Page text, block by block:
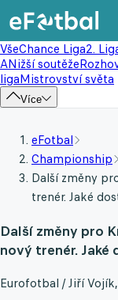
VšeChance Liga2.
ANižší soutěže
ligaMistrovství světa
Více
eFotbal
Championship
Další změny
trenér. Jaké
Další změny pro
nový trenér. Jaké
Eurofotbal / Jiří Vojík,